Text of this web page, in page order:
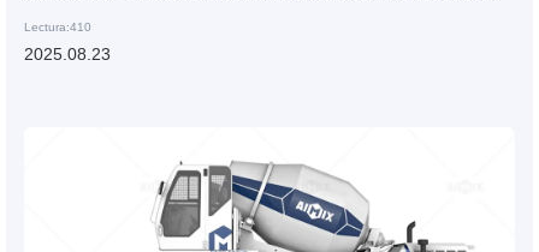
Lectura:410
2025.08.23